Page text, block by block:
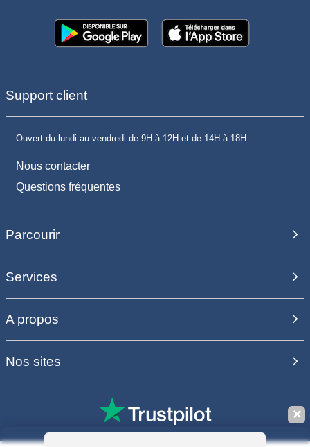
Support client
Ouvert du lundi au vendredi de 9H à 12H et de 14H à 18H
Nous contacter
Questions fréquentes
Parcourir
Services
A propos
Nos sites
✕